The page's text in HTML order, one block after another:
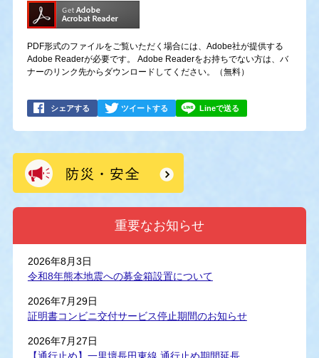
PDF形式のファイルをご覧いただく場合には、Adobe社が提供する
Adobe Readerが必要です。
Adobe Readerをお持ちでない方は、バ
ナーのリンク先からダウンロードしてください。（無料）
シェアする ツイートする Lineで送る
重要なお知らせ
2026年8月3日
令和8年熊本地震への募金箱設置について
2026年7月29日
証明書コンビニ交付サービス停止期間のお知らせ
2026年7月27日